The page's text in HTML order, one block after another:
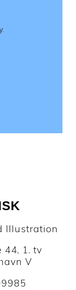
Illustration
44, 1. tv
V